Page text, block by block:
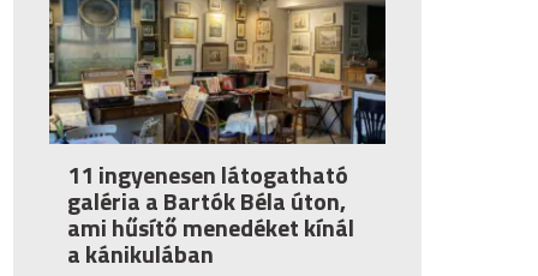
11 ingyenesen látogatható
galéria a Bartók Béla úton,
ami hűsítő menedéket kínál
a kánikulában